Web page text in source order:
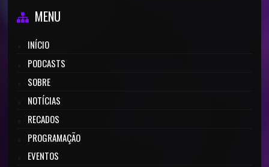
MENU
INÍCIO
PODCASTS
SOBRE
NOTÍCIAS
RECADOS
PROGRAMAÇÃO
EVENTOS